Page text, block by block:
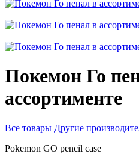
Покемон Го
ассортименте
Все товары Другие
Pokemon GO pencil case